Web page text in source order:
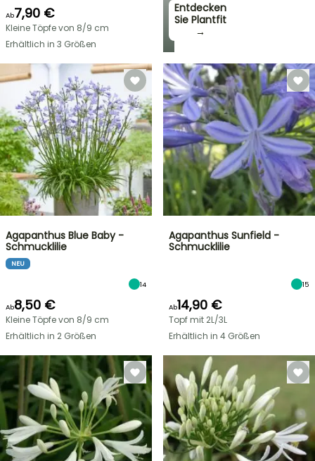
Entdecken
Sie Plantfit
→
Ab7,90 €
Kleine Töpfe von 8/9 cm
Erhältlich in 3 Größen
Agapanthus Blue Baby -
Schmucklilie
NEU
14
Ab8,50 €
Kleine Töpfe von 8/9 cm
Erhältlich in 2 Größen
Agapanthus Sunfield -
Schmucklilie
15
Ab14,90 €
Topf mit 2L/3L
Erhältlich in 4 Größen